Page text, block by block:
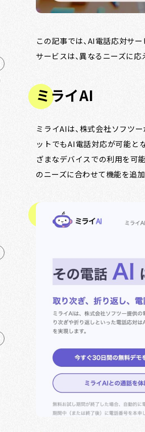
この記事では、AI電話応対サ
サービスは、異なるニーズに
ミライAI
ミライAIは、株式会社ソフツ
ットでもAI電話対応が可能と
ざまなデバイスでの利用を可
のニーズに合わせて機能を追